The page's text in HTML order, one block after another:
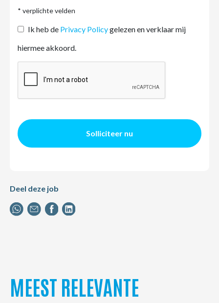
* verplichte velden
Ik heb de Privacy Policygelezen en verklaar mij
hiermee akkoord.
Solliciteer nu
Deel deze job
MEEST RELEVANTE